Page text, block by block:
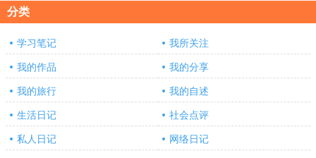
分类
学习笔记 我所关注
我的作品 我的分享
我的旅行 我的自述
生活日记 社会点评
私人日记 网络日记